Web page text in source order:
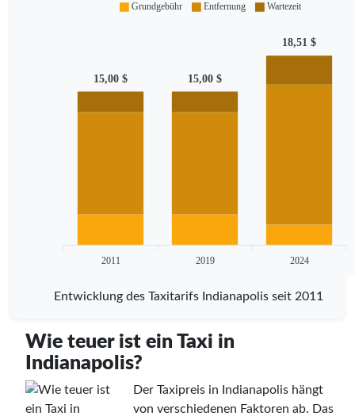
15,00 $ 15,00 $
18,51 $
2011 2019 2024
Grundgebühr Entfernung Wartezeit
Entwicklung des Taxitarifs Indianapolis seit 2011
Wie teuer ist ein Taxi in
Indianapolis?
Der Taxipreis in Indianapolis hängt
von verschiedenen Faktoren ab. Das